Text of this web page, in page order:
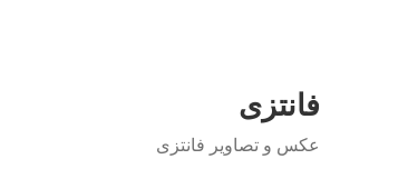
فانتزی
عکس و تصاویر فانتزی